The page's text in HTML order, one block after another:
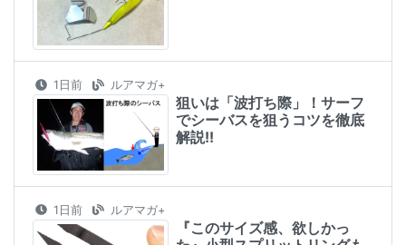
1日前 ルアマガ+
狙いは「波打ち際」！サーフ
でシーバスを狙うコツを徹底
解説!!
1日前 ルアマガ+
『このサイズ感、欲しかっ